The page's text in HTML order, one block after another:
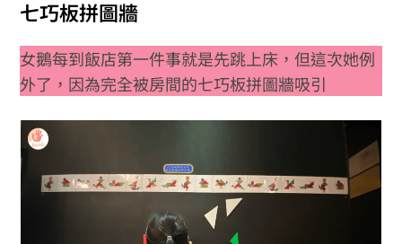
七巧板拼圖牆
女鵝每到飯店第一件事就是先跳上床，但這次她例
外了，因為完全被房間的七巧板拼圖牆吸引